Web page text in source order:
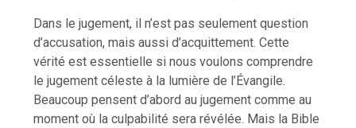
Dans le jugement, il n’est pas seulement question
d’accusation, mais aussi d’acquittement. Cette
vérité est essentielle si nous voulons comprendre
le jugement céleste à la lumière de l’Évangile.
Beaucoup pensent d’abord au jugement comme au
moment où la culpabilité sera révélée. Mais la Bible